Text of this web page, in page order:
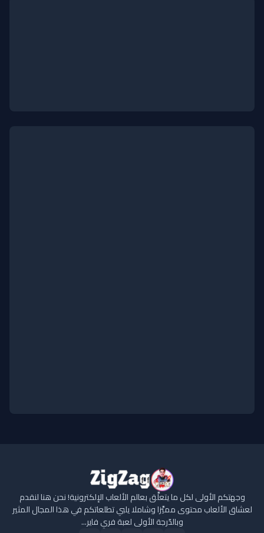
وجهتكم الأولى لكل ما يتعلَّق بعالم الألعاب الإلكترونية! نحن هنا لنقدم
لعشاق الألعاب محتوى مميَّزا وشاملا يلبي تطلعاتكم في هذا المجال المثير
وبالدّرجة الأولى لعبة فري فاير...